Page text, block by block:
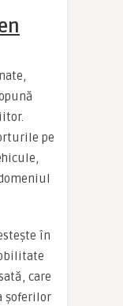
pe
în
care
șoferilor